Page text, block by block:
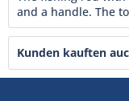
and a handle. The
Kunden kauften